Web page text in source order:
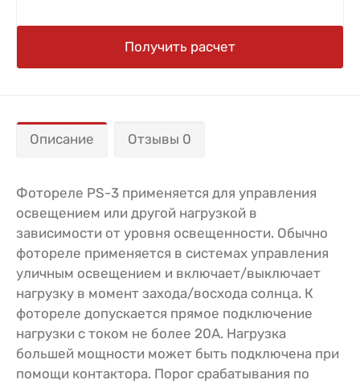
Получить расчет
Описание Отзывы 0
Фотореле PS-3 применяется для управления
освещением или другой нагрузкой в
зависимости от уровня освещенности. Обычно
фотореле применяется в системах управления
уличным освещением и включает/выключает
нагрузку в момент захода/восхода солнца. К
фотореле допускается прямое подключение
нагрузки с током не более 20А. Нагрузка
большей мощности может быть подключена при
помощи контактора. Порог срабатывания по